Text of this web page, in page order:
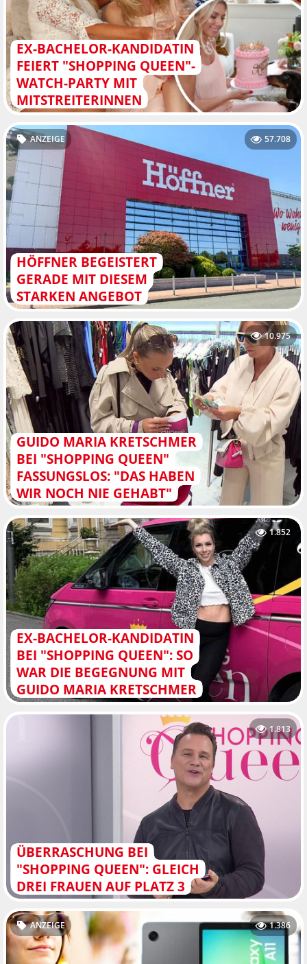
EX-BACHELOR-KANDIDATIN
FEIERT "SHOPPING QUEEN"-
WATCH-PARTY MIT
MITSTREITERINNEN
HÖFFNER BEGEISTERT
GERADE MIT DIESEM
STARKEN ANGEBOT
ANZEIGE 57.708
GUIDO MARIA KRETSCHMER
BEI "SHOPPING QUEEN"
FASSUNGSLOS: "DAS HABEN
WIR NOCH NIE GEHABT"
10.975
EX-BACHELOR-KANDIDATIN
BEI "SHOPPING QUEEN": SO
WAR DIE BEGEGNUNG MIT
GUIDO MARIA KRETSCHMER
1.852
ÜBERRASCHUNG BEI
"SHOPPING QUEEN": GLEICH
DREI FRAUEN AUF PLATZ 3
1.813
ANZEIGE 1.386